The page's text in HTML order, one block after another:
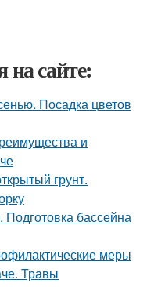
на сайте:
Посадка цветов
и
грунт.
Подготовка бассейна
меры
Травы